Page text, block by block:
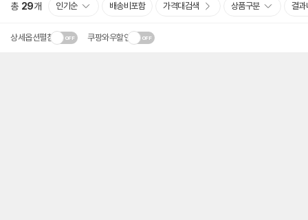
총 29개 인기순 배송비포함 가격대검색 상품구분 결과
상세옵션펼침 쿠팡와우할인